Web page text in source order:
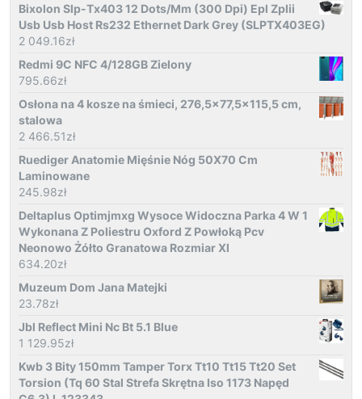
Bixolon Slp-Tx403 12 Dots/Mm (300 Dpi) Epl Zplii
Usb Usb Host Rs232 Ethernet Dark Grey (SLPTX403EG)
2 049.16zł
Redmi 9C NFC 4/128GB Zielony
795.66zł
Osłona na 4 kosze na śmieci, 276,5x77,5x115,5 cm,
stalowa
2 466.51zł
Ruediger Anatomie Mięśnie Nóg 50X70 Cm
Laminowane
245.98zł
Deltaplus Optimjmxg Wysoce Widoczna Parka 4 W 1
Wykonana Z Poliestru Oxford Z Powłoką Pcv
Neonowo Żółto Granatowa Rozmiar Xl
634.20zł
Muzeum Dom Jana Matejki
23.78zł
Jbl Reflect Mini Nc Bt 5.1 Blue
1 129.95zł
Kwb 3 Bity 150mm Tamper Torx Tt10 Tt15 Tt20 Set
Torsion (Tq 60 Stal Strefa Skrętna Iso 1173 Napęd